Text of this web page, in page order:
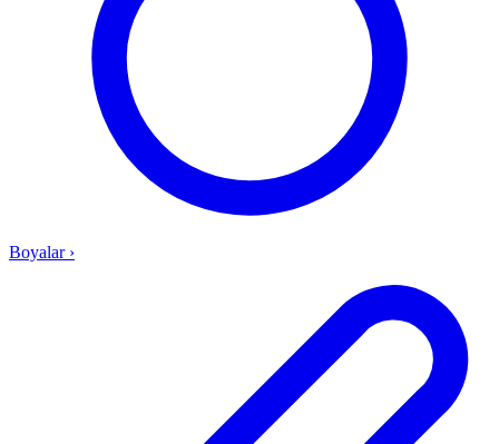
Boyalar ›